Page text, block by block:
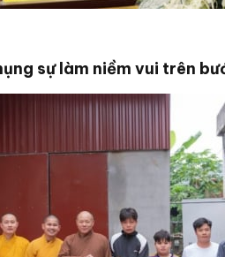
sự làm niềm vui trên